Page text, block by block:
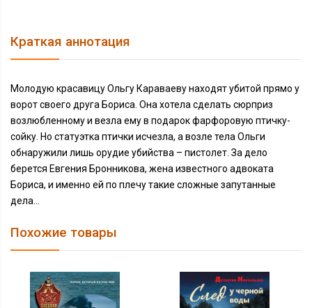
Краткая аннотация
Молодую красавицу Ольгу Караваеву находят убитой прямо у
ворот своего друга Бориса. Она хотела сделать сюрприз
возлюбленному и везла ему в подарок фарфоровую птичку-
сойку. Но статуэтка птички исчезла, а возле тела Ольги
обнаружили лишь орудие убийства – пистолет. За дело
берется Евгения Бронникова, жена известного адвоката
Бориса, и именно ей по плечу такие сложные запутанные
дела…
Похожие товары